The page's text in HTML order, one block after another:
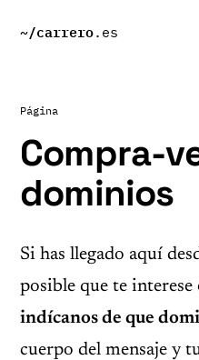
~/carrero.es
Página
Compra-
dominios
Si has llegado aquí
posible que te interese
indícanos de que
cuerpo del mensaje y